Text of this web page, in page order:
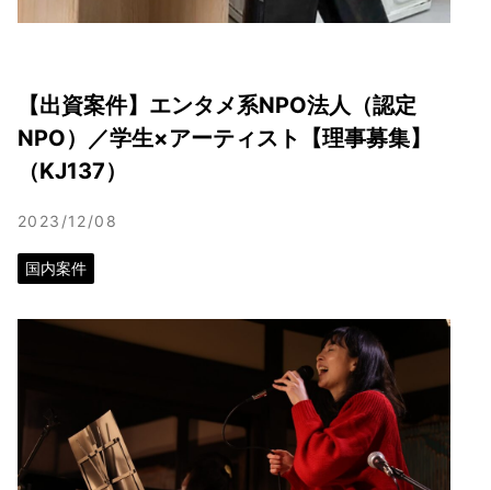
【出資案件】エンタメ系NPO法人（認定
NPO）／学生×アーティスト【理事募集】
（KJ137）
2023/12/08
国内案件